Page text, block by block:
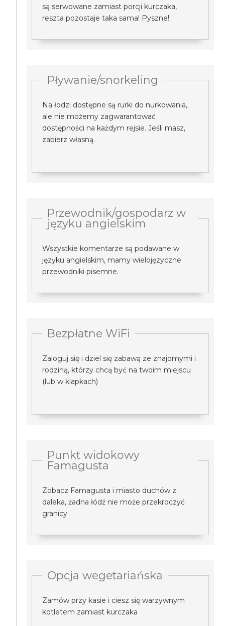
są serwowane zamiast porcji kurczaka,
reszta pozostaje taka sama! Pyszne!
Pływanie/snorkeling
Na łodzi dostępne są rurki do nurkowania,
ale nie możemy zagwarantować
dostępności na każdym rejsie. Jeśli masz,
zabierz własną.
Przewodnik/gospodarz w
języku angielskim
Wszystkie komentarze są podawane w
języku angielskim, mamy wielojęzyczne
przewodniki pisemne.
Bezpłatne WiFi
Zaloguj się i dziel się zabawą ze znajomymi i
rodziną, którzy chcą być na twoim miejscu
(lub w klapkach)
Punkt widokowy
Famagusta
Zobacz Famagusta i miasto duchów z
daleka, żadna łódź nie może przekroczyć
granicy
Opcja wegetariańska
Zamów przy kasie i ciesz się warzywnym
kotletem zamiast kurczaka